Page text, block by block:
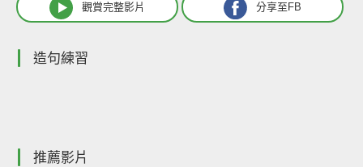
觀賞完整影片 分享至FB
造句練習
推薦影片